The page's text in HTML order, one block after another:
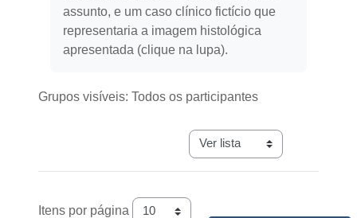
assunto, e um caso clínico fictício que
representaria a imagem histológica
apresentada (clique na lupa).
Grupos visíveis: Todos os participantes
Navegação terciária do
Itens por página